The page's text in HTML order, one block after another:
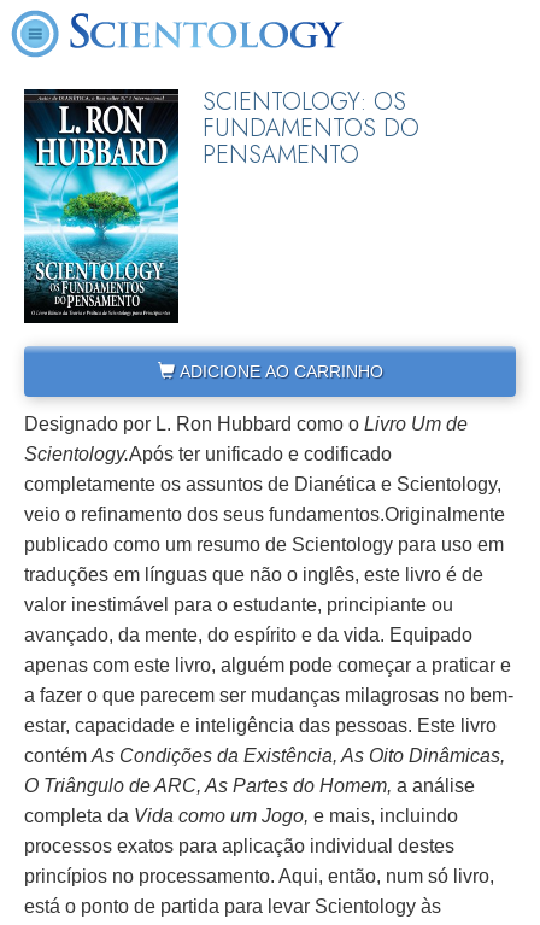
SCIENTOLOGY: OS
FUNDAMENTOS DO
PENSAMENTO
ADICIONE AO CARRINHO
Designado por L. Ron Hubbard como o Livro Um de
Scientology.Após ter unificado e codificado
completamente os assuntos de Dianética e Scientology,
veio o refinamento dos seus fundamentos.Originalmente
publicado como um resumo de Scientology para uso em
traduções em línguas que não o inglês, este livro é de
valor inestimável para o estudante, principiante ou
avançado, da mente, do espírito e da vida. Equipado
apenas com este livro, alguém pode começar a praticar e
a fazer o que parecem ser mudanças milagrosas no bem-
estar, capacidade e inteligência das pessoas. Este livro
contém As Condições da Existência, As Oito Dinâmicas,
O Triângulo de ARC, As Partes do Homem, a análise
completa da Vida como um Jogo, e mais, incluindo
processos exatos para aplicação individual destes
princípios no processamento. Aqui, então, num só livro,
está o ponto de partida para levar Scientology às